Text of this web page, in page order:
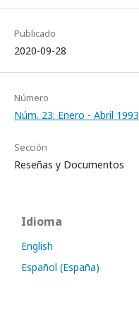
Publicado
2020-09-28
Número
Núm. 23: Enero - Abril 1993
Sección
Reseñas y Documentos
Idioma
English
Español (España)